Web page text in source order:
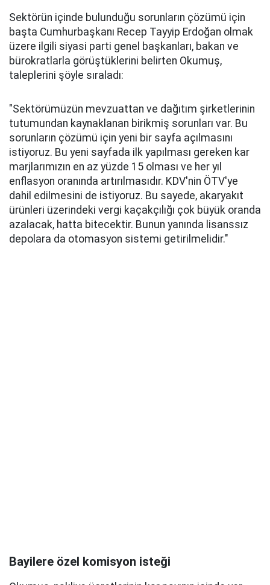
Sektörün içinde bulunduğu sorunların çözümü için
başta Cumhurbaşkanı Recep Tayyip Erdoğan olmak
üzere ilgili siyasi parti genel başkanları, bakan ve
bürokratlarla görüştüklerini belirten Okumuş,
taleplerini şöyle sıraladı:
"Sektörümüzün mevzuattan ve dağıtım şirketlerinin
tutumundan kaynaklanan birikmiş sorunları var. Bu
sorunların çözümü için yeni bir sayfa açılmasını
istiyoruz. Bu yeni sayfada ilk yapılması gereken kar
marjlarımızın en az yüzde 15 olması ve her yıl
enflasyon oranında artırılmasıdır. KDV'nin ÖTV'ye
dahil edilmesini de istiyoruz. Bu sayede, akaryakıt
ürünleri üzerindeki vergi kaçakçılığı çok büyük oranda
azalacak, hatta bitecektir. Bunun yanında lisanssız
depolara da otomasyon sistemi getirilmelidir."
Bayilere özel komisyon isteği